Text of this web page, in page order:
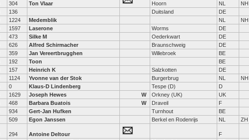
304 Ton Vlaar Hoorn NL
NH
136 Duitsland
DE
1224 Medemblik NL
NH
1597 Laserone Worms
DE
473 Silke M Oederkwart
DE
626 Alfred Schirmacher Braunschweig
DE
359 Jan Vereertbrugghen Willebroek
BE
192 Toon
BE
157 Heinrich K Salzkotten
DE
1124 Yvonne van der Stok Burgerbrug NL
NH
0 Klaus-D Lindenberg Tespe (D)
D
1629 Joseph Hewes W Orkney (UK)
UK
468 Barbara Buatois W Draveil
F
934 Gert-Jan Hufken Turnhout
BE
509 Egon Janssen Berkel en Rodenrijs NL ZH
294 Antoine Deltour
F